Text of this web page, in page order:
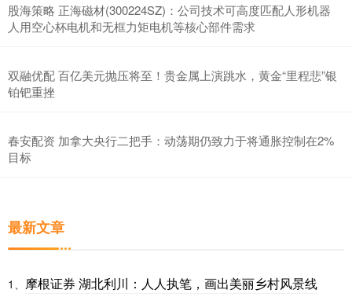
股海策略 正海磁材(300224SZ)：公司技术可高度匹配人形机器
人用空心杯电机和无框力矩电机等核心部件需求
双融优配 百亿美元抛压将至！贵金属上演跳水，黄金“里程悲”银
铂钯重挫
春安配资 加拿大央行二把手：动荡期仍致力于将通胀控制在2%
目标
最新文章
1、 摩根证券 湖北利川：人人执笔，画出美丽乡村风景线